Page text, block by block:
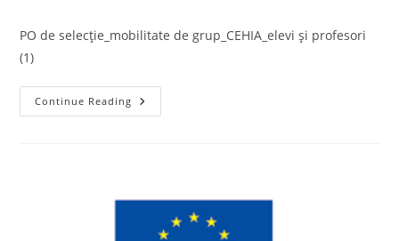
PO de selecție_mobilitate de grup_CEHIA_elevi și profesori
(1)
Continue Reading PO
De
Și
Profesori